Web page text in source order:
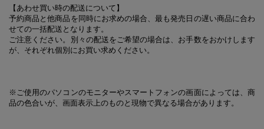
【あわせ買い時の配送について】
予約商品と他商品を同時にお求めの場合、最も発売日の遅い商品に合わ
せての一括配送となります。
ご注意ください。別々の配送をご希望の場合は、お手数をおかけします
が、それぞれ個別にお買い求めください。
※ご使用のパソコンのモニターやスマートフォンの画面によっては、商
品の色合いが、画面表示上のものと現物で異なる場合があります。